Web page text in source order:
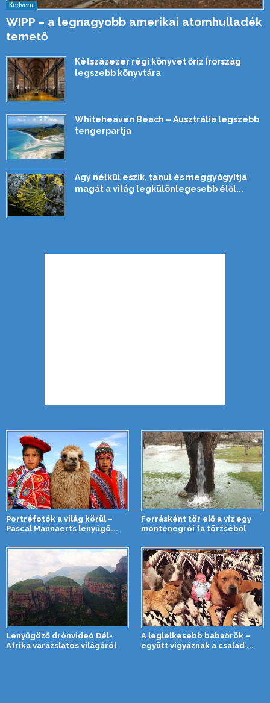
Kedvenc
WIPP – a legnagyobb amerikai atomhulladék
temető
Kétszázezer régi könyvet őriz Írország
legszebb könyvtára
Whiteheaven Beach – Ausztrália legszebb
tengerpartja
Agy nélkül eszik, tanul és meggyógyítja
magát a világ legkülönlegesebb élől...
Portréfotók a világ körül –
Pascal Mannaerts lenyűgö...
Forrásként tör elő a víz egy
montenegrói fa törzséből
Lenyűgöző drónvideó Dél-
Afrika varázslatos világáról
A leglelkesebb babaőrök –
együtt vigyáznak a család ...